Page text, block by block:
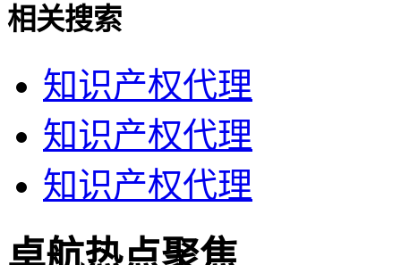
相关搜索
知识产权代理
知识产权代理
知识产权代理